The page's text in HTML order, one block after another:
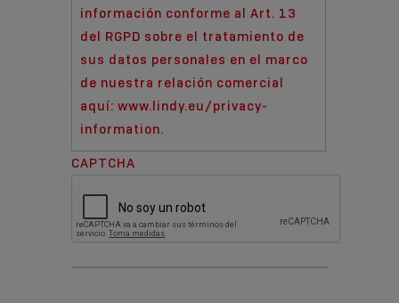
información conforme al Art. 13
del RGPD sobre el tratamiento de
sus datos personales en el marco
de nuestra relación comercial
aquí: www.lindy.eu/privacy-
information.
CAPTCHA